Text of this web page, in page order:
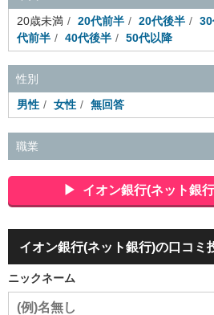
20歳未満
20代前半 20代後半
代前半
40代後半 50代以降
性別
男性
女性 無回答
職業
ポーツ関連
広告・マスコミ
接客
品
アミューズメント・エンターテ
ダル・葬祭
メディア職
クリエイ
音響
芸能・イベント・コンパニオン
ム開発・SE・インフラ）
導体・制御）
警備・交通・建築・土
介護
その他
イオン銀行(ネット銀
イオン銀行(ネット銀行)の口コミ
ニックネーム